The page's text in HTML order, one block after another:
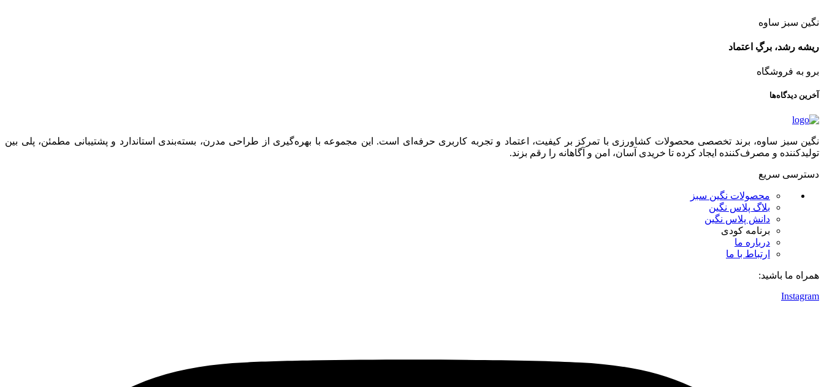
نگین سبز ساوه
ریشه رشد، برگِ اعتماد
برو به فروشگاه
آخرین دیدگاه‌ها
نگین سبز ساوه، برند تخصصی محصولات کشاورزی با تمرکز بر کیفیت، اعتماد و تجربه کاربری حرفه‌ای است. این مجموعه با بهره‌گیری از طراحی مدرن، بسته‌بندی استاندارد و پشتیبانی مطمئن، پلی بین
تولیدکننده و مصرف‌کننده ایجاد کرده تا خریدی آسان، امن و آگاهانه را رقم بزند.
دسترسی سریع
محصولات نگین سبز
بلاگ پلاس نگین
دانش پلاس نگین
برنامه کودی
درباره ما
ارتباط با ما
همراه ما باشید:
Instagram